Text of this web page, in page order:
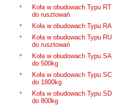
Koła w obudowach Typu RT
do rusztowań
Koła w obudowach Typu RA
Koła w obudowach Typu RU
do rusztowań
Koła w obudowach Typu SA
do 500kg
Koła w obudowach Typu SC
do 1800kg
Koła w obudowach Typu SD
do 800kg